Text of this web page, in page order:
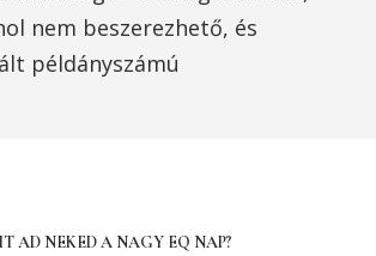
nem beszerezhető, és
példányszámú
AD NEKED A NAGY EQ NAP?